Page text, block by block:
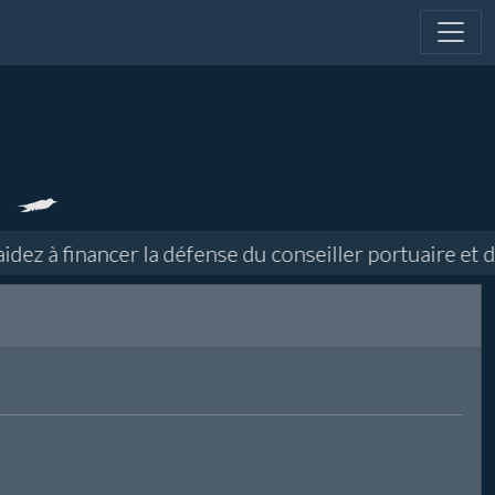
à financer la défense du conseiller portuaire et